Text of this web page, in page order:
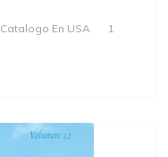
En USA
1